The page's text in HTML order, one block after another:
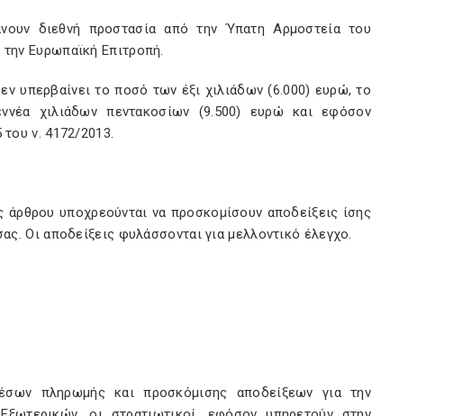
διεθνή προστασία από την Ύπατη Αρμοστεία του
Ευρωπαϊκή Επιτροπή.
υπερβαίνει το ποσό των έξι χιλιάδων (6.000) ευρώ, το
χιλιάδων πεντακοσίων (9.500) ευρώ και εφόσον
του ν. 4172/2013.
υποχρεούνται να προσκομίσουν αποδείξεις ίσης
Οι αποδείξεις φυλάσσονται για μελλοντικό έλεγχο.
πληρωμής και προσκόμισης αποδείξεων για την